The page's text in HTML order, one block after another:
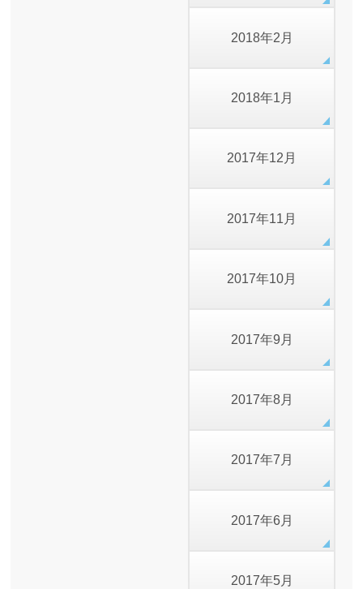
2018年2月
2018年1月
2017年12月
2017年11月
2017年10月
2017年9月
2017年8月
2017年7月
2017年6月
2017年5月